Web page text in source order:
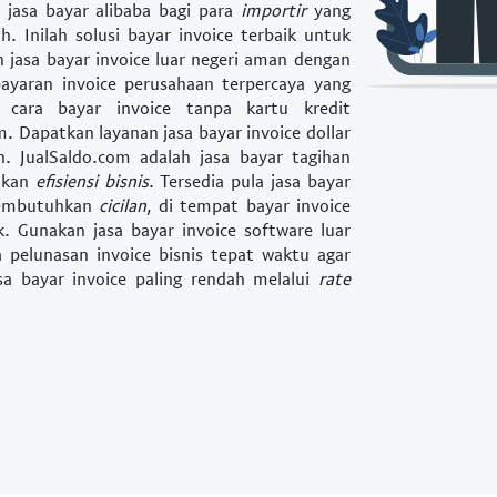
jasa bayar alibaba bagi para importiryang
Inilahsolusi bayar invoiceterbaik untuk
jasa bayar invoice luar negeri aman dengan
invoice perusahaan terpercaya yang
cara bayar invoice tanpa kartu kredit
Dapatkan layanan jasa bayar invoice dollar
JualSaldo.com adalah jasa bayar tagihan
efisiensi bisnis. Tersedia pula jasa bayar
cicilan, ditempat bayar invoice
Gunakan jasa bayar invoice software luar
pelunasan invoice bisnis tepat waktu agar
bayar invoice paling rendah melalui rate